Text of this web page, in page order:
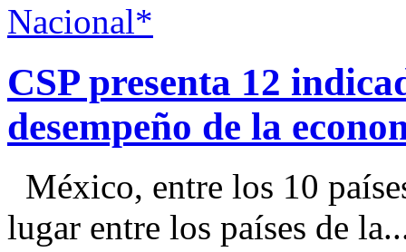
Nacional*
CSP presenta 12
desempeño de la
México, entre los 10
lugar entre los países de